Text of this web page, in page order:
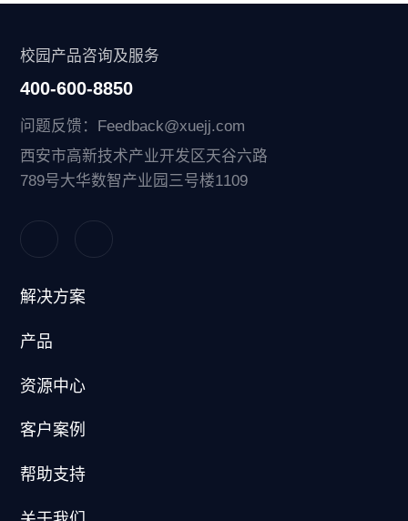
校园产品咨询及服务
400-600-8850
问题反馈：Feedback@xuejj.com
西安市高新技术产业开发区天谷六路
789号大华数智产业园三号楼1109
解决方案
产品
资源中心
客户案例
帮助支持